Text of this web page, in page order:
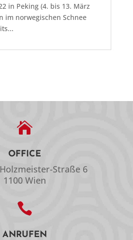
in Peking (4. bis 13. März
im norwegischen Schnee

OFFICE
Straße 6
1100 Wien

ANRUFEN